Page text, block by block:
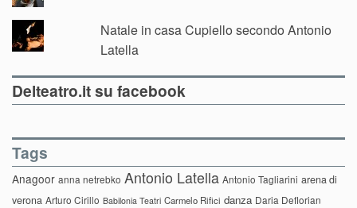
Natale in casa Cupiello secondo Antonio
Latella
Delteatro.it su facebook
Tags
Anagoor anna netrebko Antonio Latella Antonio Tagliarini arena di
verona Arturo Cirillo Babilonia Teatri Carmelo Rifici danza Daria Deflorian